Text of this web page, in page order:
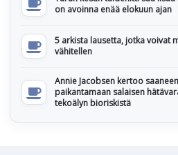
on avoinna enää elokuun ajan
5 arkista lausetta, jotka voivat
vähitellen
Annie Jacobsen kertoo
paikantamaan salaisen
tekoälyn bioriskistä